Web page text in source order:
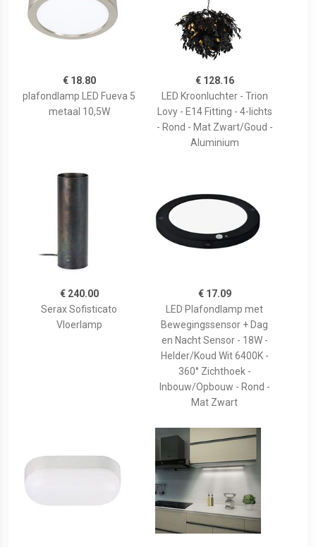
€ 18.80
plafondlamp LED Fueva 5
metaal 10,5W
€ 128.16
LED Kroonluchter - Trion
Lovy - E14 Fitting - 4-lichts
- Rond - Mat Zwart/Goud -
Aluminium
€ 240.00
Serax Sofisticato
Vloerlamp
€ 17.09
LED Plafondlamp met
Bewegingssensor + Dag
en Nacht Sensor - 18W -
Helder/Koud Wit 6400K -
360° Zichthoek -
Inbouw/Opbouw - Rond -
Mat Zwart